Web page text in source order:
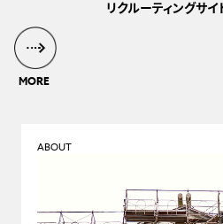
リクルーティングサイ
MORE
ABOUT